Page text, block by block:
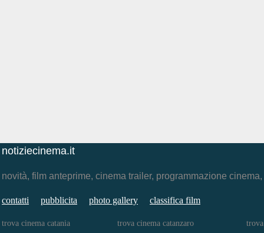
notiziecinema.it
novità, film anteprime, cinema trailer, programmazione
contatti pubblicita photo gallery classifica film
trova cinema catania trova cinema catanzaro